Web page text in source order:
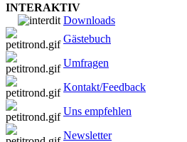
INTERAKTIV
Downloads
Gästebuch
Umfragen
Kontakt/Feedback
Uns empfehlen
Newsletter